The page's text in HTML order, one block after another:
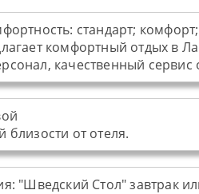
стандарт; комфорт;
комфортный отдых в
качественный сервис
близости от отеля.
: "Шведский Стол" завтрак